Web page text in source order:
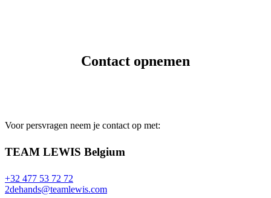
Contact opnemen
Voor persvragen neem je contact op met:
TEAM LEWIS Belgium
+32 477 53 72 72
2dehands@teamlewis.com